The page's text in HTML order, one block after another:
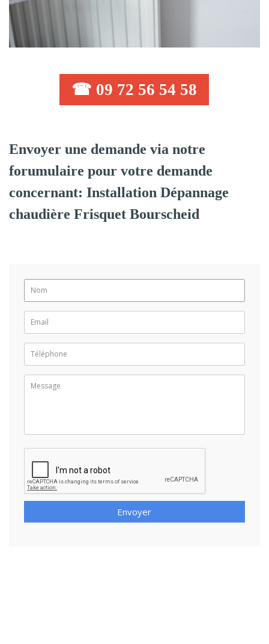
☎ 09 72 56 54 58
Envoyer une demande via notre
forumulaire pour votre demande
concernant: Installation Dépannage
chaudière Frisquet Bourscheid
Envoyer